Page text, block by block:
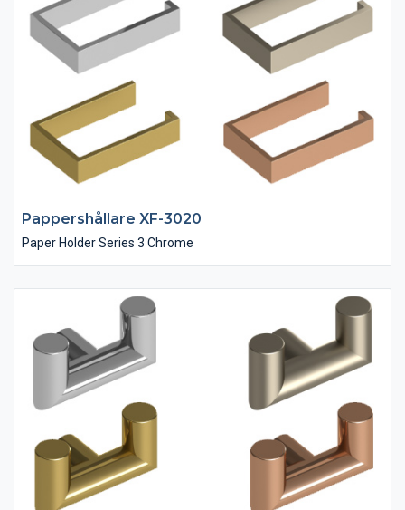
Pappershållare XF-3020
Paper Holder Series 3 Chrome